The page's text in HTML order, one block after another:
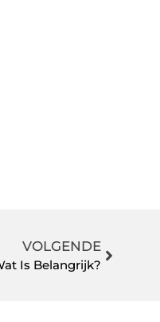
VOLGENDE
Is Belangrijk?